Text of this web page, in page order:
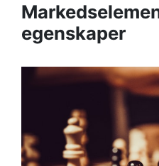
egenskaper